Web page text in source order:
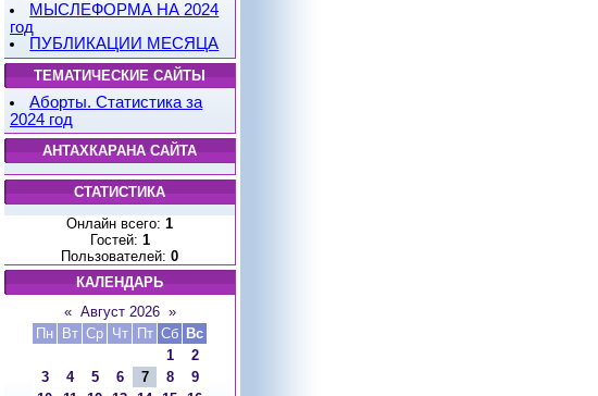
МЫСЛЕФОРМА НА 2024
год
ПУБЛИКАЦИИ МЕСЯЦА
ТЕМАТИЧЕСКИЕ САЙТЫ
Аборты. Статистика за
2024 год
АНТАХКАРАНА САЙТА
СТАТИСТИКА
Онлайн всего: 1
Гостей: 1
Пользователей: 0
КАЛЕНДАРЬ
« Август 2026 »
Пн
Вт Ср Чт Пт Сб Вс
1
2
3
4 5 6 7 8
9